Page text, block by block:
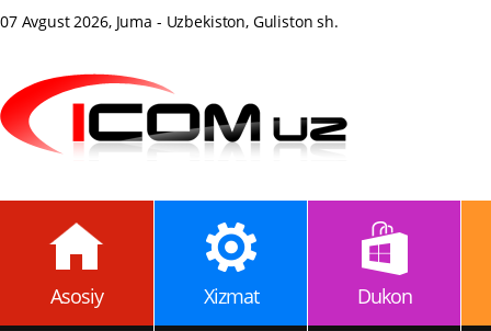
07 Avgust 2026, Juma - Uzbekiston, Guliston sh.
Asosiy Xizmat Dukon